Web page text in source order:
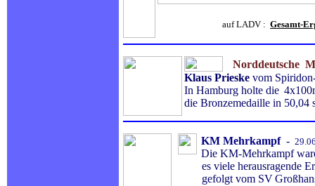
auf LADV : Gesamt-
Norddeutsche
Klaus Prieske vom
In Hamburg holte die
die Bronzemedaille in 50,04
KM Mehrkampf -
Die KM-Mehrkampf
es viele herausragende
gefolgt vom SV